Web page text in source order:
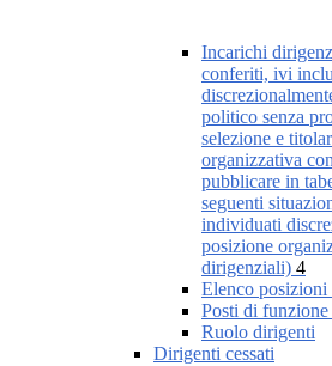
Incarichi
conferiti, ivi
politico senza
selezione e
organizzativa
pubblicare in
seguenti
individuati
posizione
dirigenziali) 4
Elenco
Posti di
Ruolo dirigenti
Dirigenti cessati